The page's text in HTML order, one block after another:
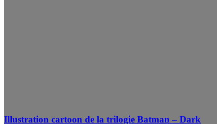
Illustration cartoon de la trilogie Batman – Dark